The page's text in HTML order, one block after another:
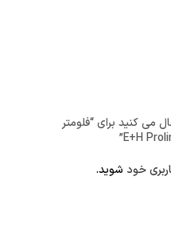
می کنید برای “فلومتر
خود شوید.